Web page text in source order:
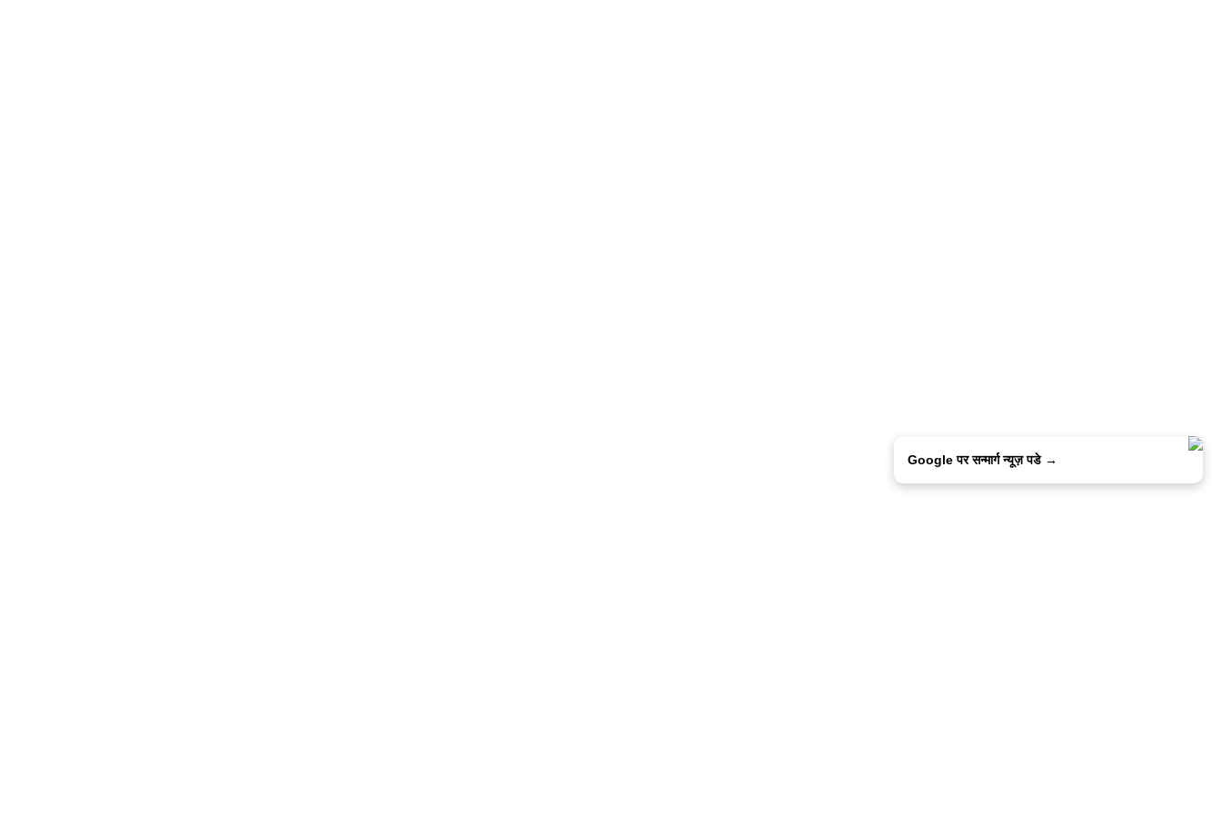
Google पर सन्मार्ग न्यूज़ पडे →